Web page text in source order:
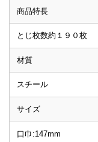
商品特長
とじ枚数約１９０枚
材質
スチール
サイズ
口巾:147mm